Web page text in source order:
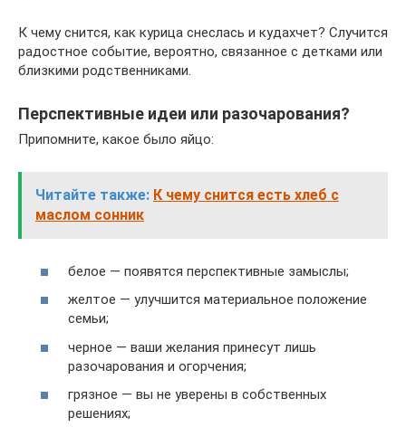
К чему снится, как курица снеслась и кудахчет? Случится
радостное событие, вероятно, связанное с детками или
близкими родственниками.
Перспективные идеи или разочарования?
Припомните, какое было яйцо:
Читайте также: К чему снится есть хлеб с
маслом сонник
белое — появятся перспективные замыслы;
желтое — улучшится материальное положение
семьи;
черное — ваши желания принесут лишь
разочарования и огорчения;
грязное — вы не уверены в собственных
решениях;